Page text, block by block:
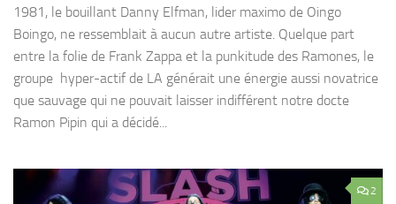
1981, le bouillant Danny Elfman, lider maximo de Oingo
Boingo, ne ressemblait à aucun autre artiste. Quelque part
entre la folie de Frank Zappa et la punkitude des Ramones, le
groupe hyper-actif de LA générait une énergie aussi novatrice
que sauvage qui ne pouvait laisser indifférent notre docte
Ramon Pipin qui a décidé...
2